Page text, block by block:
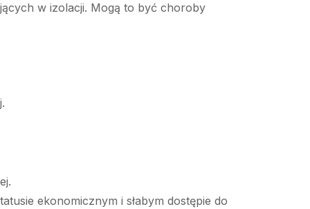
w izolacji. Mogą to być choroby
ekonomicznym i słabym dostępie do